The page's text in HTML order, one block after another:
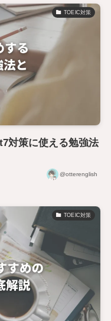
TOEIC対策
対策に使える勉強法
@otterenglish
TOEIC対策